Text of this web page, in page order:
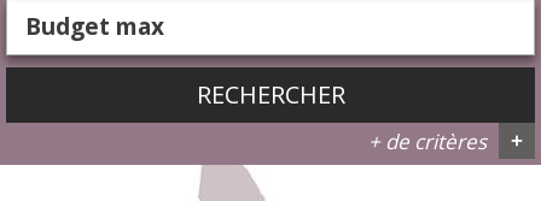
RECHERCHER
+ de critères +